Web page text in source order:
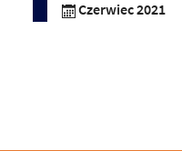
Czerwiec 2021